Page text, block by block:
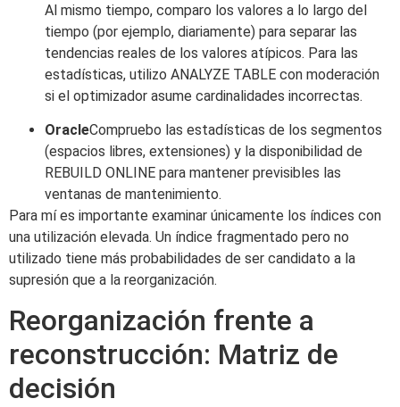
Al mismo tiempo, comparo los valores a lo largo del
tiempo (por ejemplo, diariamente) para separar las
tendencias reales de los valores atípicos. Para las
estadísticas, utilizo ANALYZE TABLE con moderación
si el optimizador asume cardinalidades incorrectas.
OracleCompruebo las estadísticas de los segmentos
(espacios libres, extensiones) y la disponibilidad de
REBUILD ONLINE para mantener previsibles las
ventanas de mantenimiento.
Para mí es importante examinar únicamente los índices con
una utilización elevada. Un índice fragmentado pero no
utilizado tiene más probabilidades de ser candidato a la
supresión que a la reorganización.
Reorganización frente a
reconstrucción: Matriz de
decisión